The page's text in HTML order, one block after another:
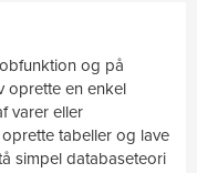
og på
oprette en enkel
varer eller
tabeller og lave
simpel databaseteori